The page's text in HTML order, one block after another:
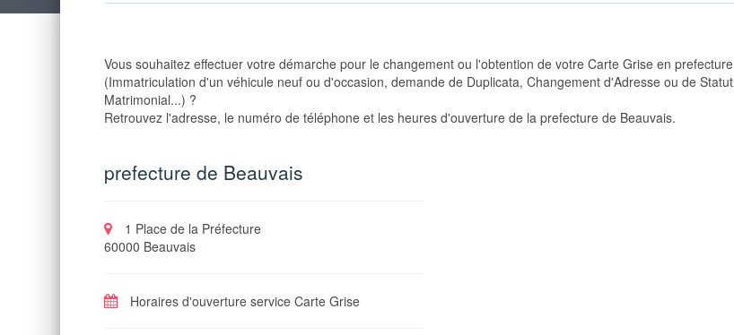
Vous souhaitez effectuer votre démarche pour le changement ou l'obtention de votre Carte Grise en prefecture
(Immatriculation d'un véhicule neuf ou d'occasion, demande de Duplicata, Changement d'Adresse ou de Statut
Matrimonial...) ?
Retrouvez l'adresse, le numéro de téléphone et les heures d'ouverture de la prefecture de Beauvais.
prefecture de Beauvais
1 Place de la Préfecture
60000 Beauvais
Horaires d'ouverture service Carte Grise